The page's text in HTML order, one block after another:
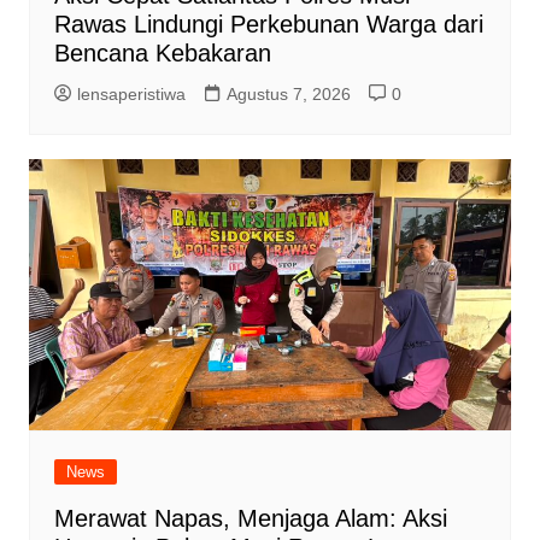
Rawas Lindungi Perkebunan Warga dari
Bencana Kebakaran
lensaperistiwa Agustus 7, 2026 0
News
Merawat Napas, Menjaga Alam: Aksi